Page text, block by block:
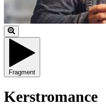
Fragment
Kerstromance